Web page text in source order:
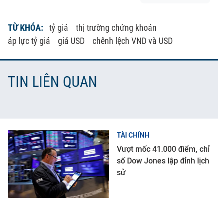
TỪ KHÓA: tỷ giá
thị trường chứng khoán
áp lực tỷ giá
giá USD chênh lệch VND và USD
TIN LIÊN QUAN
TÀI CHÍNH
Vượt mốc 41.000 điểm, chỉ
số Dow Jones lập đỉnh lịch
sử